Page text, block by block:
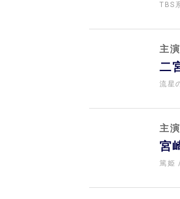
TBS
主
二
流星
主
宮
篤姫